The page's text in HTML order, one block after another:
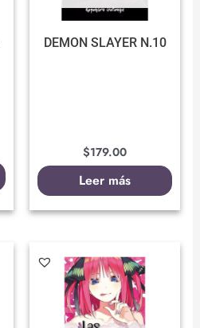
DEMON SLAYER N.10
$179.00
Leer más